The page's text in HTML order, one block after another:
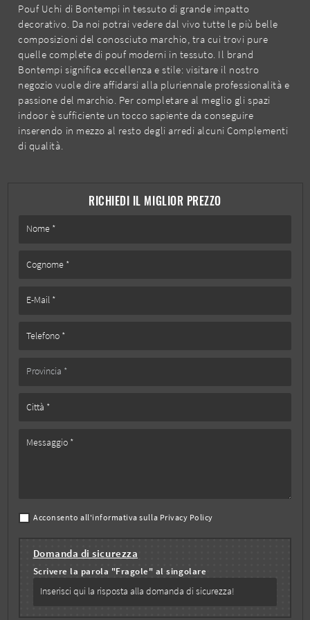
RICHIEDI IL MIGLIOR PREZZO
Acconsento all'informativa sulla Privacy Policy
Domanda di sicurezza
Scrivere la parola "Fragole" al singolare
Pouf Uchi di Bontempi in tessuto di grande impatto
decorativo. Da noi potrai vedere dal vivo tutte le più belle
composizioni del conosciuto marchio, tra cui trovi pure
quelle complete di pouf moderni in tessuto. Il brand
Bontempi significa eccellenza e stile: visitare il nostro
negozio vuole dire affidarsi alla pluriennale professionalità e
passione del marchio. Per completare al meglio gli spazi
indoor è sufficiente un tocco sapiente da conseguire
inserendo in mezzo al resto degli arredi alcuni Complementi
di qualità.